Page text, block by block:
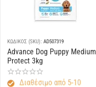
ΚΩΔΙΚΟΣ (SKU): AD507319
Advance Dog Puppy Medium
Protect 3kg
Διαθέσιμο από 5-10